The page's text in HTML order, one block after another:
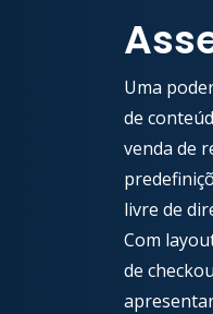
Uma
de
venda de
livre de
Com
de